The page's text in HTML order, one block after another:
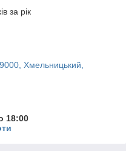
за рік
Хмельницький,
18:00